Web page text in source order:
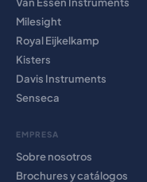
Milesight
Royal Eijkelkamp
Kisters
Davis Instruments
Senseca
EMPRESA
Sobre nosotros
Brochures y catálogos